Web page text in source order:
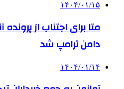
۱۴۰۴/۰۱/۱۵
متا برای اجتناب از
دامن ترامپ شد
۱۴۰۴/۰۱/۱۴